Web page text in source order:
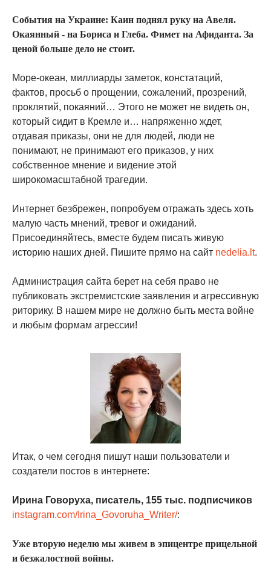
События на Украине: Каин поднял руку на Авеля.
Окаянный - на Бориса и Глеба. Фимет на Афиданта. За
ценой больше дело не стоит.
Море-океан, миллиарды заметок, констатаций,
фактов, просьб о прощении, сожалений, прозрений,
проклятий, покаяний… Этого не может не видеть он,
который сидит в Кремле и… напряженно ждет,
отдавая приказы, они не для людей, люди не
понимают, не принимают его приказов, у них
собственное мнение и видение этой
широкомасштабной трагедии.
Интернет безбрежен, попробуем отражать здесь хоть
малую часть мнений, тревог и ожиданий.
Присоединяйтесь, вместе будем писать живую
историю наших дней. Пишите прямо на сайт nedelia.lt.
Администрация сайта берет на себя право не
публиковать экстремистские заявления и агрессивную
риторику. В нашем мире не должно быть места войне
и любым формам агрессии!
Итак, о чем сегодня пишут наши пользователи и
создатели постов в интернете:
Ирина Говоруха, писатель, 155 тыс. подписчиков
instagram.com/Irina_Govoruha_Writer/:
Уже вторую неделю мы живем в эпицентре прицельной
и безжалостной войны.